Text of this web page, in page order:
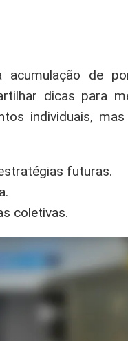
acumulação de
dicas para
individuais,
futuras.
coletivas.